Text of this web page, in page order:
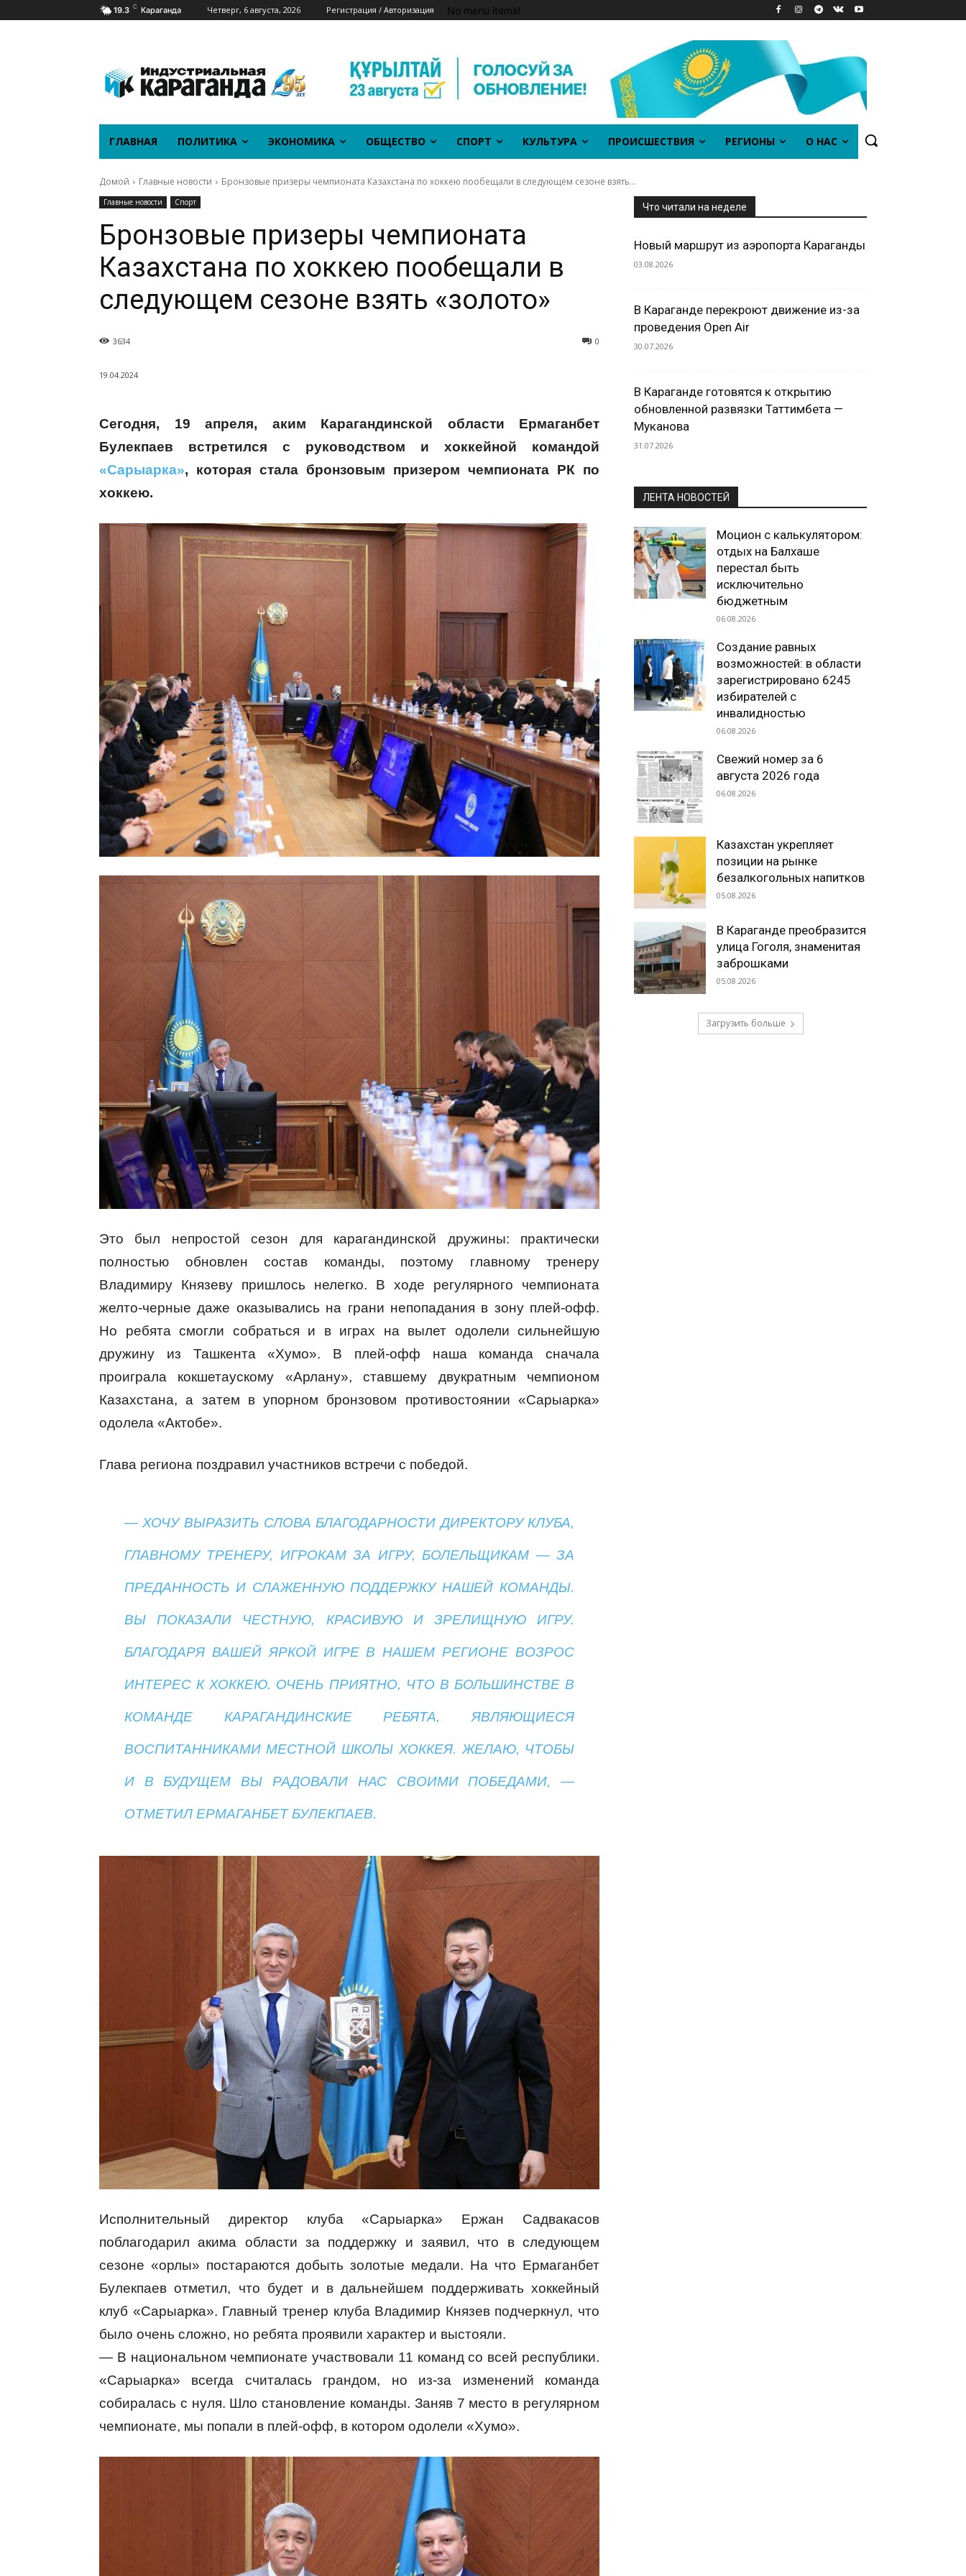
19.3 C Караганда Четверг, 6 августа, 2026 Регистрация / Авторизация No menu items!
ГЛАВНАЯ ПОЛИТИКА ЭКОНОМИКА ОБЩЕСТВО СПОРТ КУЛЬТУРА ПРОИСШЕСТВИЯ РЕГИОНЫ О НАС
Домой Главные новости Бронзовые призеры чемпионата Казахстана по хоккею пообещали в следующем сезоне взять...
Главные новости Спорт
Бронзовые призеры чемпионата
Казахстана по хоккею пообещали в
следующем сезоне взять «золото»
0
3634
19.04.2024
Сегодня, 19 апреля, аким Карагандинской области Ермаганбет
Булекпаев встретился с руководством и хоккейной командой
«Сарыарка», которая стала бронзовым призером чемпионата РК по
хоккею.
Это был непростой сезон для карагандинской дружины: практически
полностью обновлен состав команды, поэтому главному тренеру
Владимиру Князеву пришлось нелегко. В ходе регулярного чемпионата
желто-черные даже оказывались на грани непопадания в зону плей-офф.
Но ребята смогли собраться и в играх на вылет одолели сильнейшую
дружину из Ташкента «Хумо». В плей-офф наша команда сначала
проиграла кокшетаускому «Арлану», ставшему двукратным чемпионом
Казахстана, а затем в упорном бронзовом противостоянии «Сарыарка»
одолела «Актобе».
Глава региона поздравил участников встречи с победой.
— ХОЧУ ВЫРАЗИТЬ СЛОВА БЛАГОДАРНОСТИ ДИРЕКТОРУ КЛУБА,
ГЛАВНОМУ ТРЕНЕРУ, ИГРОКАМ ЗА ИГРУ, БОЛЕЛЬЩИКАМ — ЗА
ПРЕДАННОСТЬ И СЛАЖЕННУЮ ПОДДЕРЖКУ НАШЕЙ КОМАНДЫ.
ВЫ ПОКАЗАЛИ ЧЕСТНУЮ, КРАСИВУЮ И ЗРЕЛИЩНУЮ ИГРУ.
БЛАГОДАРЯ ВАШЕЙ ЯРКОЙ ИГРЕ В НАШЕМ РЕГИОНЕ ВОЗРОС
ИНТЕРЕС К ХОККЕЮ. ОЧЕНЬ ПРИЯТНО, ЧТО В БОЛЬШИНСТВЕ В
КОМАНДЕ КАРАГАНДИНСКИЕ РЕБЯТА, ЯВЛЯЮЩИЕСЯ
ВОСПИТАННИКАМИ МЕСТНОЙ ШКОЛЫ ХОККЕЯ. ЖЕЛАЮ, ЧТОБЫ
И В БУДУЩЕМ ВЫ РАДОВАЛИ НАС СВОИМИ ПОБЕДАМИ, —
ОТМЕТИЛ ЕРМАГАНБЕТ БУЛЕКПАЕВ.
Исполнительный директор клуба «Сарыарка» Ержан Садвакасов
поблагодарил акима области за поддержку и заявил, что в следующем
сезоне «орлы» постараются добыть золотые медали. На что Ермаганбет
Булекпаев отметил, что будет и в дальнейшем поддерживать хоккейный
клуб «Сарыарка». Главный тренер клуба Владимир Князев подчеркнул, что
было очень сложно, но ребята проявили характер и выстояли.
— В национальном чемпионате участвовали 11 команд со всей республики.
«Сарыарка» всегда считалась грандом, но из-за изменений команда
собиралась с нуля. Шло становление команды. Заняв 7 место в регулярном
чемпионате, мы попали в плей-офф, в котором одолели «Хумо».
Что читали на неделе
Новый маршрут из аэропорта Караганды
03.08.2026
В Караганде перекроют движение из-за
проведения Open Air
30.07.2026
В Караганде готовятся к открытию
обновленной развязки Таттимбета —
Муканова
31.07.2026
ЛЕНТА НОВОСТЕЙ
Моцион с калькулятором:
отдых на Балхаше
перестал быть
исключительно
бюджетным
06.08.2026
Создание равных
возможностей: в области
зарегистрировано 6245
избирателей с
инвалидностью
06.08.2026
Свежий номер за 6
августа 2026 года
06.08.2026
Казахстан укрепляет
позиции на рынке
безалкогольных напитков
05.08.2026
В Караганде преобразится
улица Гоголя, знаменитая
заброшками
05.08.2026
Загрузить больше